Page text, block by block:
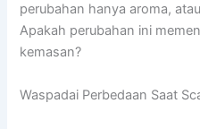
perubahan hanya aroma,
Apakah perubahan ini
kemasan?
Waspadai Perbedaan Saat